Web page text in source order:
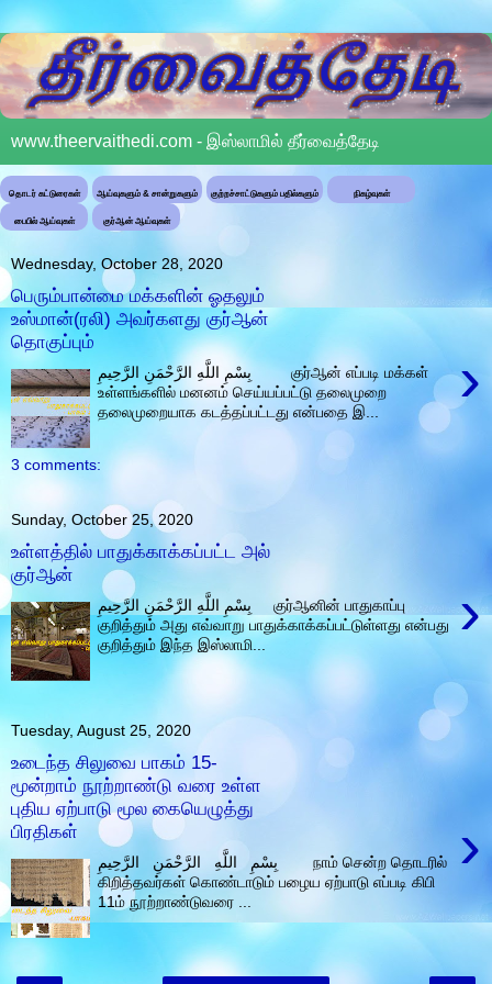
www.theervaithedi.com - இஸ்லாமில் தீர்வைத்தேடி
தொடர் கட்டுரைகள் ஆய்வுகளும் & சான்றுகளும் குற்றச்சாட்டுகளும் பதில்களும் நிகழ்வுகள்
பைபில் ஆய்வுகள் குர்ஆன் ஆய்வுகள்
Wednesday, October 28, 2020
பெரும்பான்மை மக்களின் ஓதலும்
உஸ்மான்(ரலி) அவர்களது குர்ஆன்
தொகுப்பும்
›
بِسْمِ اللَّهِ الرَّحْمَنِ الرَّحِيمِ குர்ஆன் எப்படி மக்கள்
உள்ளங்களில் மனனம் செய்யப்பட்டு தலைமுறை
தலைமுறையாக கடத்தப்பட்டது என்பதை இ...
3 comments:
Sunday, October 25, 2020
உள்ளத்தில் பாதுக்காக்கப்பட்ட அல்
குர்ஆன்
›
بِسْمِ اللَّهِ الرَّحْمَنِ الرَّحِيمِ குர்ஆனின் பாதுகாப்பு
குறித்தும் அது எவ்வாறு பாதுக்காக்கப்பட்டுள்ளது என்பது
குறித்தும் இந்த இஸ்லாமி...
Tuesday, August 25, 2020
உடைந்த சிலுவை பாகம் 15-
மூன்றாம் நூற்றாண்டு வரை உள்ள
புதிய ஏற்பாடு மூல கையெழுத்து
பிரதிகள்
›
بِسْمِ اللَّهِ الرَّحْمَنِ الرَّحِيمِ நாம் சென்ற தொடரில்
கிறித்தவர்கள் கொண்டாடும் பழைய ஏற்பாடு எப்படி கிபி
11ம் நூற்றாண்டுவரை ...